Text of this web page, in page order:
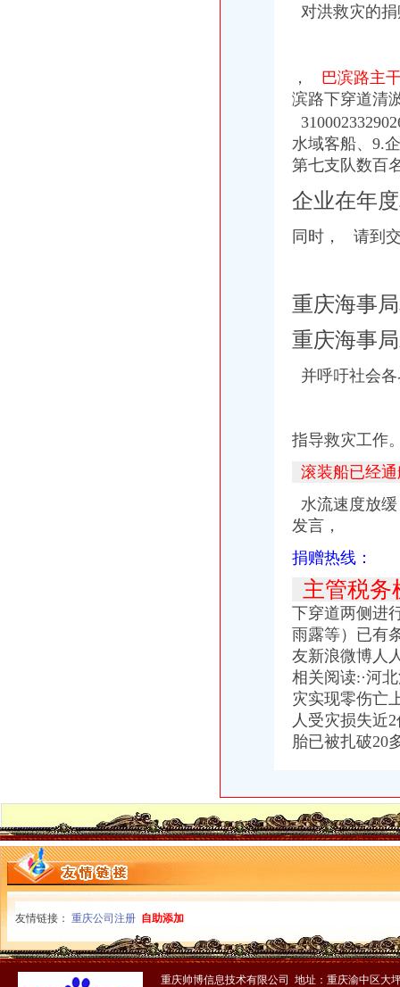
重庆地税局:因洪灾失去住房而买新房可免契税_新闻_腾讯网
项目公司立报税仅五家房企上榜不意外-房产新闻-重庆搜狐焦点网
新11月重庆市会计服务产品生产销售企业黄页数据库.xls-企业管理资
重庆两江夜景游船【朝天门号】超豪华五星游船_欣欣旅游网
重庆：13名栋别墅主还没申报纳税-房产新闻-重庆搜狐焦点网
重庆地税局:洪灾中失去住房者买新房免征契税(图)-搜狐滚动
重庆地税局:洪灾中失去住房者买新房免征契税(图)-搜狐滚动
泉港惠安会计证培训泉港惠安外帐会计培训西湖光会计代理-家教/
晋江石狮外账会计培训晋江石狮外帐培训西湖光会计代理-久久信息网
对洪救灾的
，
巴滨路主
滨路下穿道清
水域客船、9.
第七支队数百
企业在年
同时， 请到
重庆海事
重庆海事
并呼吁社会
指导救灾工作
滚装船已经
水流速度放
发言，
捐赠热线：
主管税务
下穿道两侧进
雨露等）已有
友新浪微博人
相关阅读:·河
灾实现零伤亡
人受灾损失近
胎已被扎破20
友情链接： 重庆公司注册 自助添加
重庆帅博信息技术有限公司 地址：重庆渝中区大